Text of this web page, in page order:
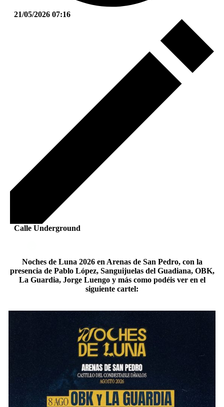
21/05/2026 07:16
Calle Underground
Noches de Luna 2026 en Arenas de San Pedro, con la
presencia de Pablo López, Sanguijuelas del Guadiana, OBK,
La Guardia, Jorge Luengo y más como podéis ver en el
siguiente cartel: